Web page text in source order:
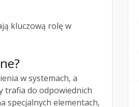
kluczową rolę w
w systemach, a
trafia do odpowiednich
specjalnych elementach,